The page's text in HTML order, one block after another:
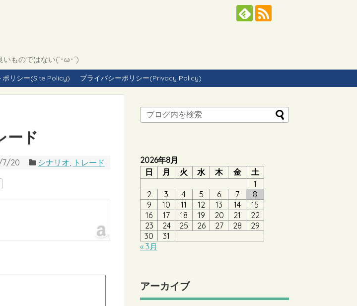
ものではない(`･ω･´)
ポリシー(Site Policy) プライバシーポリシー(Privacy Policy)
ード
7/20 シナリオ, トレード
2026年8月
日
月 火 水 木 金
土
1
2
3 4 5 6 7
8
9
10 11 12 13 14
15
16
17 18 19 20 21
22
23
24 25 26 27 28
29
30
31
« 3月
アーカイブ